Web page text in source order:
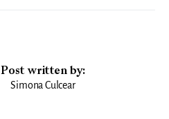
Post written by:
Simona Culcear